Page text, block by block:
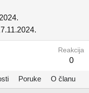
Reakcija
0
Poruke O članu